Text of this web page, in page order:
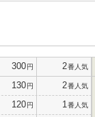
300円 2番人気
130円 2番人気
120円 1 番人気